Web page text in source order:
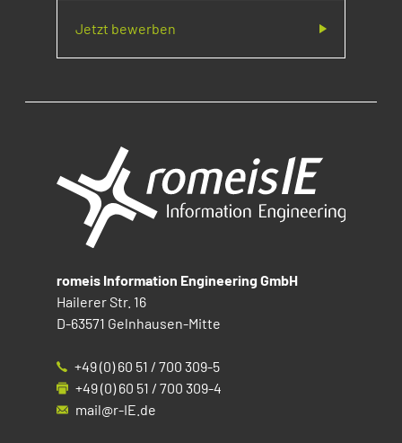
Jetzt bewerben
romeis Information Engineering GmbH
Hailerer Str. 16
D-63571 Gelnhausen-Mitte
+49 (0) 60 51 / 700 309-5
+49 (0) 60 51 / 700 309-4
mail@r-IE.de